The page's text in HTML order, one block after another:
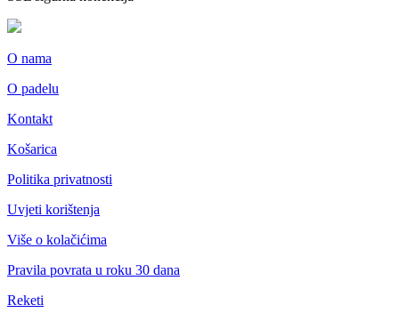
O nama
O padelu
Kontakt
Košarica
Politika privatnosti
Uvjeti korištenja
Više o kolačićima
Pravila povrata u roku 30 dana
Reketi